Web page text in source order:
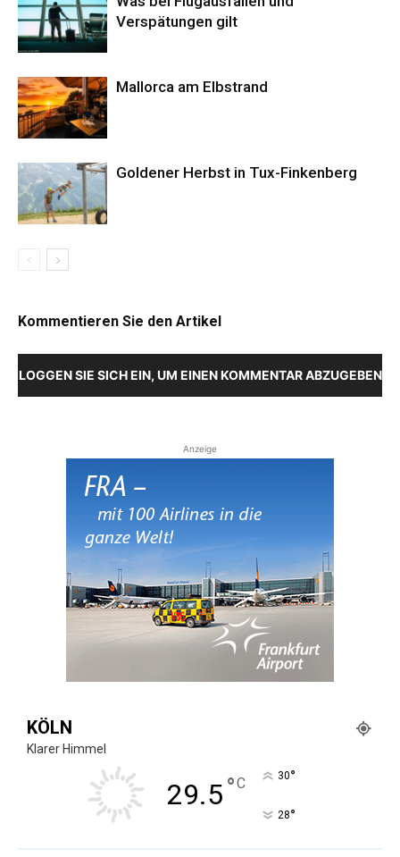
Verspätungen gilt
Mallorca am Elbstrand
Goldener Herbst in Tux-Finkenberg
Kommentieren Sie den Artikel
LOGGEN SIE SICH EIN, UM EINEN KOMMENTAR ABZUGEBEN
Anzeige
KÖLN
Klarer Himmel
29.5°C 30°
28°